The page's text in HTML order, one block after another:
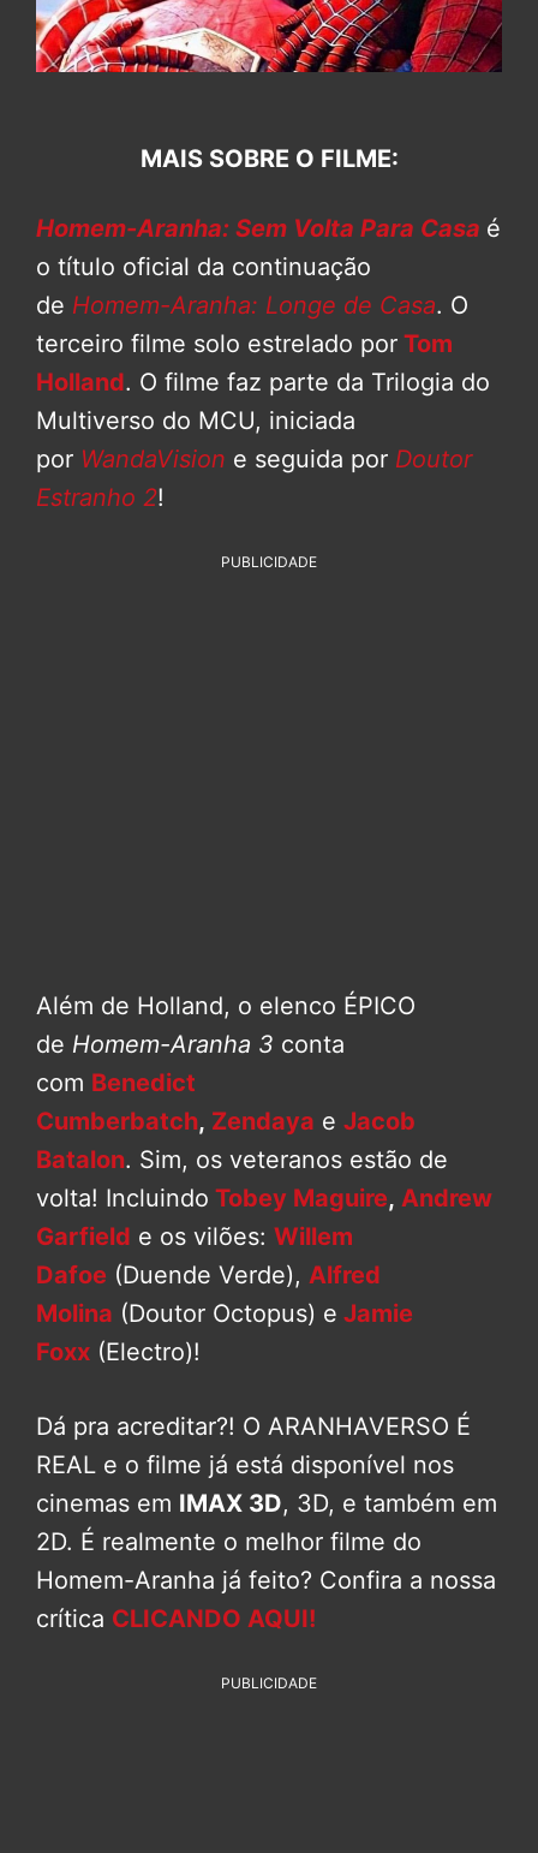
MAIS SOBRE O FILME:
Homem-Aranha: Sem Volta Para Casa é
o título oficial da continuação
de Homem-Aranha: Longe de Casa. O
terceiro filme solo estrelado por Tom
Holland. O filme faz parte da Trilogia do
Multiverso do MCU, iniciada
por WandaVision e seguida por Doutor
Estranho 2!
PUBLICIDADE
Além de Holland, o elenco ÉPICO
de Homem-Aranha 3 conta
com Benedict
Cumberbatch, Zendaya e Jacob
Batalon. Sim, os veteranos estão de
volta! Incluindo Tobey Maguire, Andrew
Garfield e os vilões: Willem
Dafoe (Duende Verde), Alfred
Molina (Doutor Octopus) e Jamie
Foxx (Electro)!
Dá pra acreditar?! O ARANHAVERSO É
REAL e o filme já está disponível nos
cinemas em IMAX 3D, 3D, e também em
2D. É realmente o melhor filme do
Homem-Aranha já feito? Confira a nossa
crítica CLICANDO AQUI!
PUBLICIDADE